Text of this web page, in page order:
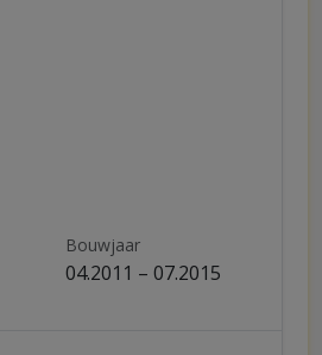
Bouwjaar
04.2011 – 07.2015